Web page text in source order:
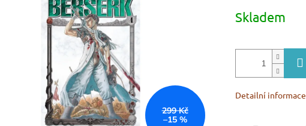
299 Kč
–15 %
cena:
Skladem
Detailní informace